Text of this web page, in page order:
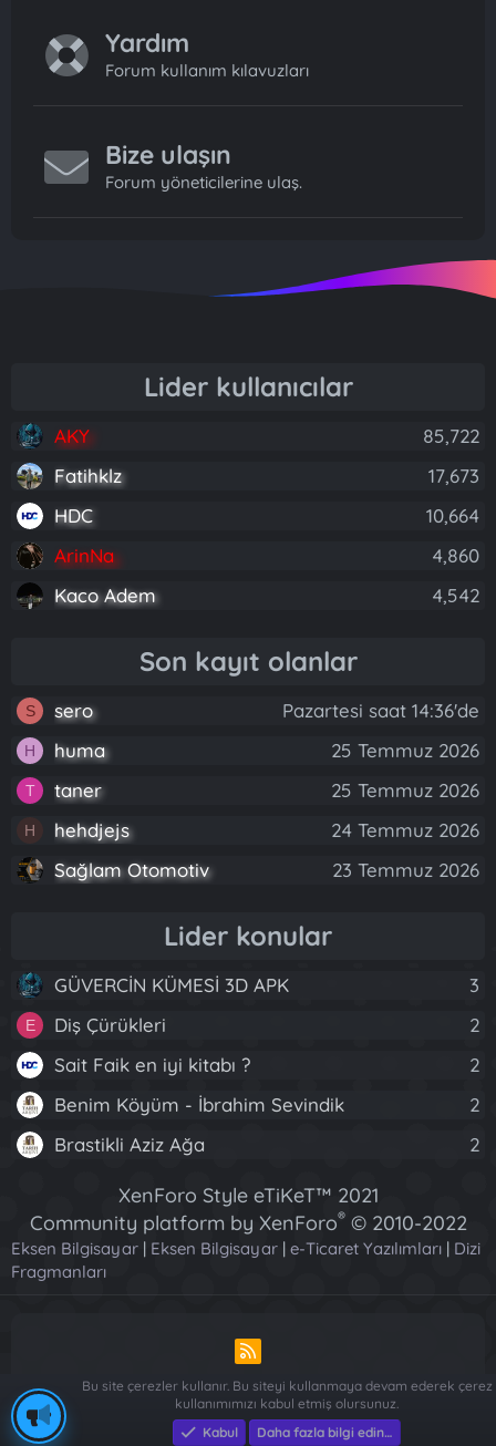
Yardım
Forum kullanım kılavuzları
Bize ulaşın
Forum yöneticilerine ulaş.
Lider kullanıcılar
AKY
85,722
Fatihklz
17,673
HDC
10,664
ArinNa
4,860
Kaco Adem
4,542
Son kayıt olanlar
S sero Pazartesi saat 14:36'de
H huma 25 Temmuz 2026
T taner 25 Temmuz 2026
H hehdjejs
24 Temmuz 2026
Sağlam Otomotiv
23 Temmuz 2026
Lider konular
GÜVERCİN KÜMESİ 3D APK 3
E Diş Çürükleri
2
Sait Faik en iyi kitabı ?
2
Benim Köyüm - İbrahim Sevindik
2
Brastikli Aziz Ağa
2
XenForo Style eTiKeT™ 2021
Community platform by XenForo® © 2010-2022
XenForo Ltd.
[XGT] Forum statistics system
Eksen Bilgisayar | Eksen Bilgisayar | e-Ticaret Yazılımları | Dizi
Fragmanları
R
S
Piese Auto Dacia Arges-Piese Auto Dacia Arges-Renault ve
Dacia Yedek Parça - Sağlam Otomotiv
Bu site çerezler kullanır. Bu siteyi kullanmaya devam ederek çerez
kullanımımızı kabul etmiş olursunuz.
Kabul
Daha fazla bilgi edin…